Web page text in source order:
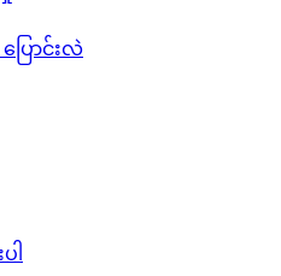
ြောင်းလဲ
ါ